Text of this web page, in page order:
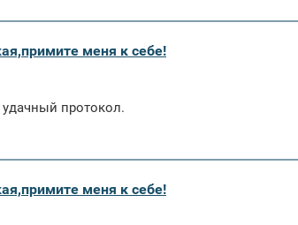
меня к себе!
протокол.
меня к себе!